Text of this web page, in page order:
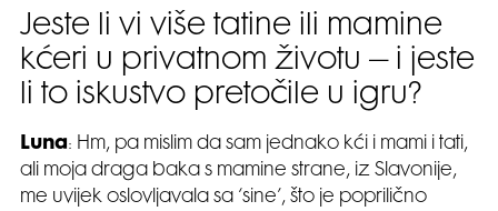
Jeste li vi više tatine ili mamine
kćeri u privatnom životu – i jeste
li to iskustvo pretočile u igru?
Luna: Hm, pa mislim da sam jednako kći i mami i tati,
ali moja draga baka s mamine strane, iz Slavonije,
me uvijek oslovljavala sa ‘sine’, što je poprilično